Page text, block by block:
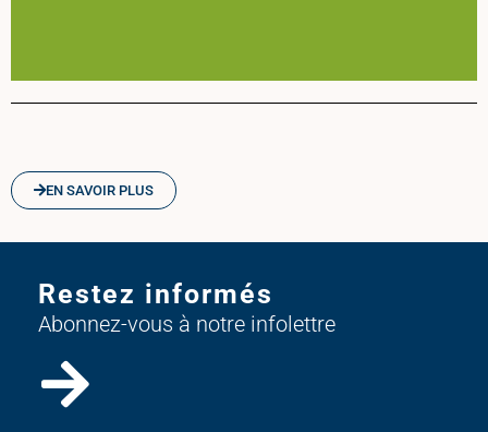
EN SAVOIR PLUS
Restez informés
Abonnez-vous à notre infolettre